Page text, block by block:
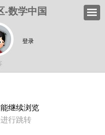
-数学中国
登录
继续浏览
行跳转